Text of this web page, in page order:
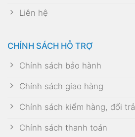
Liên hệ
CHÍNH SÁCH HỖ TRỢ
Chính sách bảo hành
Chính sách giao hàng
Chính sách kiểm hàng, đổi trả
Chính sách thanh toán